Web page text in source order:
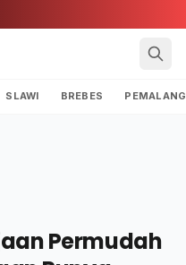
SLAWI BREBES PEMALANG
Permudah